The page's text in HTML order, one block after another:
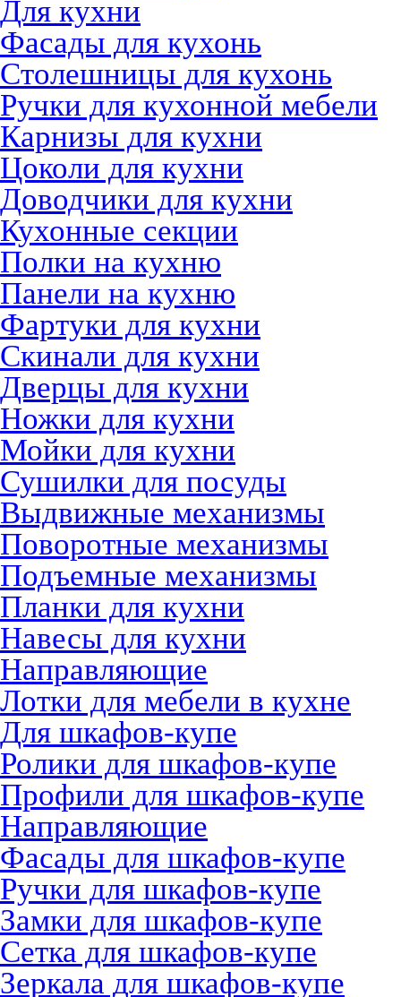
Для кухни
Фасады для кухонь
Столешницы для кухонь
Ручки для кухонной мебели
Карнизы для кухни
Цоколи для кухни
Доводчики для кухни
Кухонные секции
Полки на кухню
Панели на кухню
Фартуки для кухни
Скинали для кухни
Дверцы для кухни
Ножки для кухни
Мойки для кухни
Сушилки для посуды
Выдвижные механизмы
Поворотные механизмы
Подъемные механизмы
Планки для кухни
Навесы для кухни
Направляющие
Лотки для мебели в кухне
Для шкафов-купе
Ролики для шкафов-купе
Профили для шкафов-купе
Направляющие
Фасады для шкафов-купе
Ручки для шкафов-купе
Замки для шкафов-купе
Сетка для шкафов-купе
Зеркала для шкафов-купе